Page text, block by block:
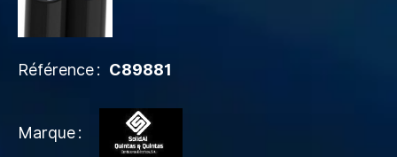
Référence C89881
Marque